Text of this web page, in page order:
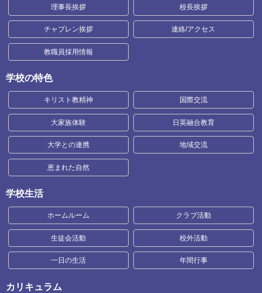
理事長挨拶 校長挨拶
チャプレン挨拶 連絡/アクセス
教職員採用情報
学校の特色
キリスト教精神 国際交流
大家族体験 日英融合教育
大学との連携 地域交流
恵まれた自然
学校生活
ホームルーム クラブ活動
生徒会活動 校外活動
一日の生活 年間行事
カリキュラム